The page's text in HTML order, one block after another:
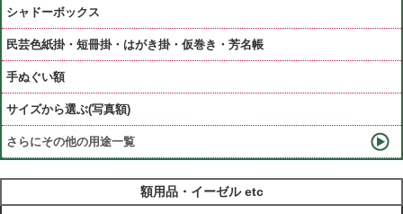
シャドーボックス
民芸色紙掛・短冊掛・はがき掛・仮巻き・芳名帳
手ぬぐい額
サイズから選ぶ(写真額)
さらにその他の用途一覧
額用品・イーゼル etc